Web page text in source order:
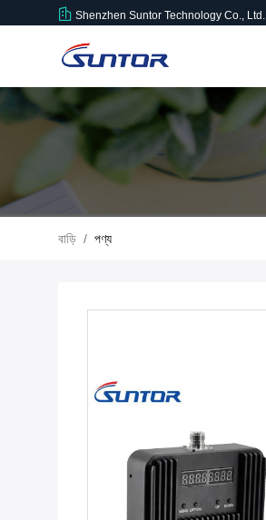
Shenzhen Suntor Technology Co., Ltd.
বাড়ি / পণ্য